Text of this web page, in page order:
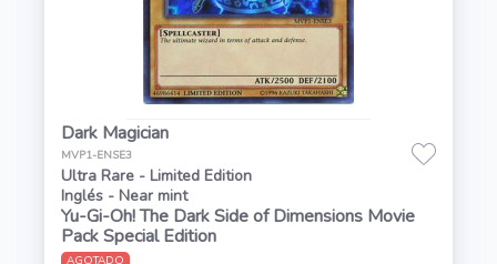
Dark Magician
MVP1-ENSE3
Ultra Rare - Limited Edition
Inglés - Near mint
Yu-Gi-Oh! The Dark Side of Dimensions Movie
Pack Special Edition
AGOTADO